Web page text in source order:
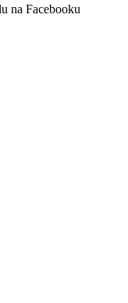
na Facebooku